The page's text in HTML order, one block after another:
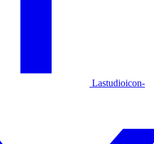
Lastudioicon-